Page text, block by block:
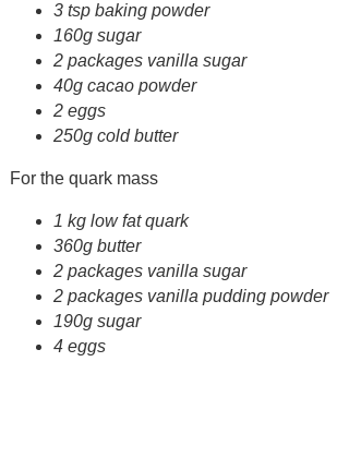
3 tsp baking powder
160g sugar
2 packages vanilla sugar
40g cacao powder
2 eggs
250g cold butter
For the quark mass
1 kg low fat quark
360g butter
2 packages vanilla sugar
2 packages vanilla pudding powder
190g sugar
4 eggs